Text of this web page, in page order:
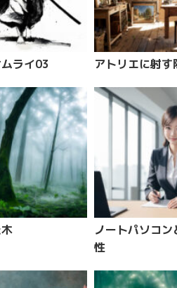
ライ03 アトリエに射す
ノートパソコン
性